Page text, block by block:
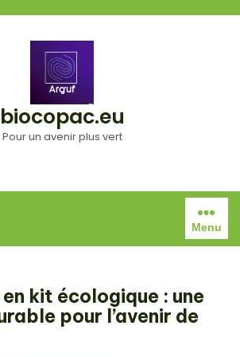
biocopac.eu
Pour un avenir plus vert
Menu
kit écologique : une
pour l’avenir de